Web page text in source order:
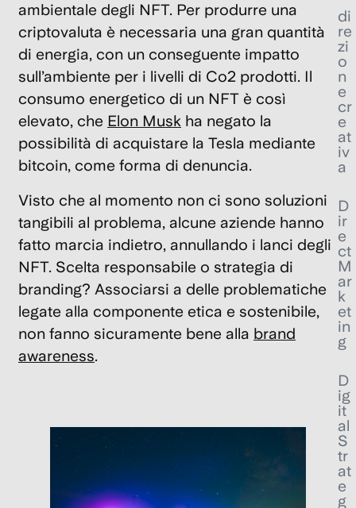
ambientale degli NFT. Per produrre una
criptovaluta è necessaria una gran quantità
di energia, con un conseguente impatto
sull’ambiente per i livelli di Co2 prodotti. Il
consumo energetico di un NFT è così
elevato, che Elon Musk ha negato la
possibilità di acquistare la Tesla mediante
bitcoin, come forma di denuncia.
Visto che al momento non ci sono soluzioni
tangibili al problema, alcune aziende hanno
fatto marcia indietro, annullando i lanci degli
NFT. Scelta responsabile o strategia di
branding? Associarsi a delle problematiche
legate alla componente etica e sostenibile,
non fanno sicuramente bene alla brand
awareness.
di
re
zi
o
n
e
cr
e
at
iv
a
D
ir
e
ct
M
ar
k
et
in
g
D
ig
it
al
S
tr
at
e
g